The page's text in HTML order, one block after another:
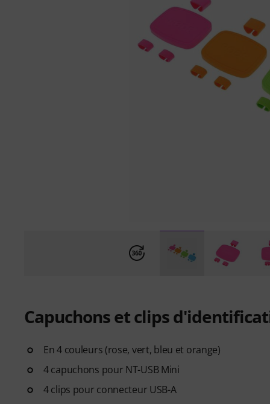
Capuchons et clips
En 4 couleurs (rose, vert, bleu et orange)
4 capuchons pour NT-USB Mini
4 clips pour connecteur USB-A